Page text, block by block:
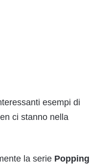
esempi di
ci stanno nella
la serie Popping